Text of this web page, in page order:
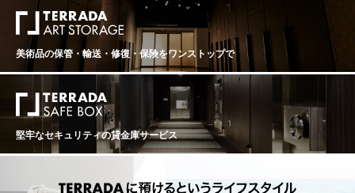
美術品の保管・輸送・修復・保険をワンストップで
堅牢なセキュリティの貸金庫サービス